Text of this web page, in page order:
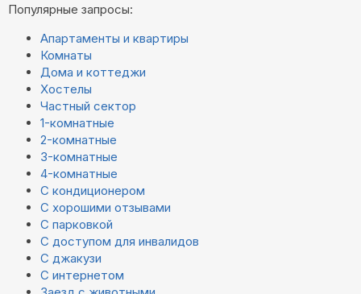
Популярные запросы:
Апартаменты и квартиры
Комнаты
Дома и коттеджи
Хостелы
Частный сектор
1-комнатные
2-комнатные
3-комнатные
4-комнатные
С кондиционером
С хорошими отзывами
С парковкой
С доступом для инвалидов
С джакузи
С интернетом